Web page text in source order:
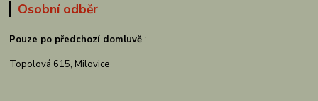
Osobní odběr
Pouze po předchozí domluvě :
Topolová 615, Milovice